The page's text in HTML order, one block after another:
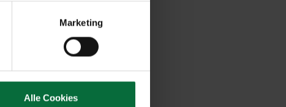
Marketing
Alle Cookies